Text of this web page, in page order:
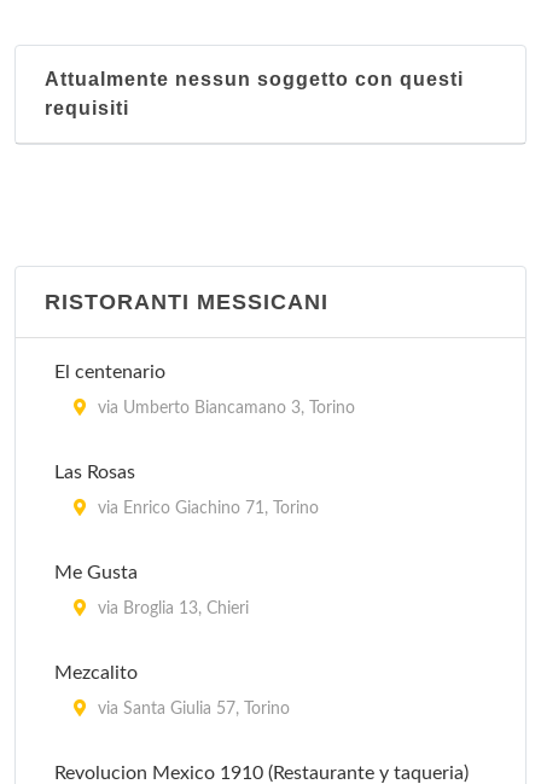
Attualmente nessun soggetto con questi
requisiti
RISTORANTI MESSICANI
El centenario
via Umberto Biancamano 3, Torino
Las Rosas
via Enrico Giachino 71, Torino
Me Gusta
via Broglia 13, Chieri
Mezcalito
via Santa Giulia 57, Torino
Revolucion Mexico 1910 (Restaurante y taqueria)